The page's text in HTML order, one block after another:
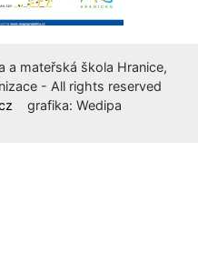
mateřská škola Hranice,
- All rights reserved
grafika: Wedipa